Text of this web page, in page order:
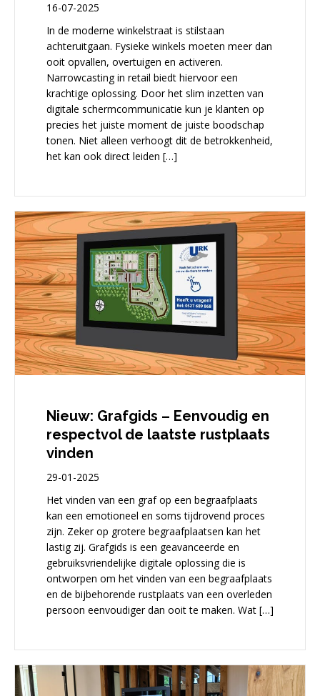
16-07-2025
In de moderne winkelstraat is stilstaan
achteruitgaan. Fysieke winkels moeten meer dan
ooit opvallen, overtuigen en activeren.
Narrowcasting in retail biedt hiervoor een
krachtige oplossing. Door het slim inzetten van
digitale schermcommunicatie kun je klanten op
precies het juiste moment de juiste boodschap
tonen. Niet alleen verhoogt dit de betrokkenheid,
het kan ook direct leiden […]
Nieuw: Grafgids – Eenvoudig en
respectvol de laatste rustplaats
vinden
29-01-2025
Het vinden van een graf op een begraafplaats
kan een emotioneel en soms tijdrovend proces
zijn. Zeker op grotere begraafplaatsen kan het
lastig zij. Grafgids is een geavanceerde en
gebruiksvriendelijke digitale oplossing die is
ontworpen om het vinden van een begraafplaats
en de bijbehorende rustplaats van een overleden
persoon eenvoudiger dan ooit te maken. Wat […]